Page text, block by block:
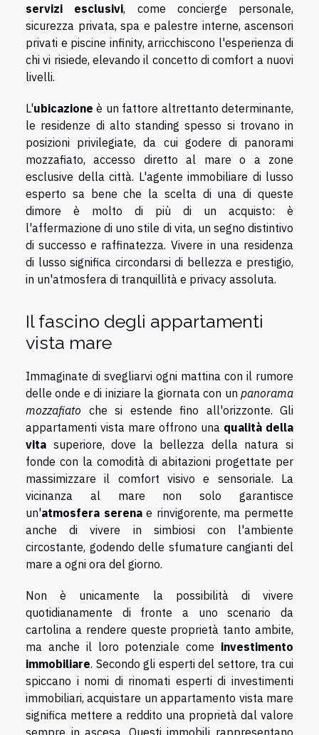
servizi esclusivi, come concierge personale,
sicurezza privata, spa e palestre interne, ascensori
privati e piscine infinity, arricchiscono l'esperienza di
chi vi risiede, elevando il concetto di comfort a nuovi
livelli.
L'ubicazione è un fattore altrettanto determinante,
le residenze di alto standing spesso si trovano in
posizioni privilegiate, da cui godere di panorami
mozzafiato, accesso diretto al mare o a zone
esclusive della città. L'agente immobiliare di lusso
esperto sa bene che la scelta di una di queste
dimore è molto di più di un acquisto: è
l'affermazione di uno stile di vita, un segno distintivo
di successo e raffinatezza. Vivere in una residenza
di lusso significa circondarsi di bellezza e prestigio,
in un'atmosfera di tranquillità e privacy assoluta.
Il fascino degli appartamenti
vista mare
Immaginate di svegliarvi ogni mattina con il rumore
delle onde e di iniziare la giornata con un panorama
mozzafiato che si estende fino all'orizzonte. Gli
appartamenti vista mare offrono una qualità della
vita superiore, dove la bellezza della natura si
fonde con la comodità di abitazioni progettate per
massimizzare il comfort visivo e sensoriale. La
vicinanza al mare non solo garantisce
un'atmosfera serenae rinvigorente, ma permette
anche di vivere in simbiosi con l'ambiente
circostante, godendo delle sfumature cangianti del
mare a ogni ora del giorno.
Non è unicamente la possibilità di vivere
quotidianamente di fronte a uno scenario da
cartolina a rendere queste proprietà tanto ambite,
ma anche il loro potenziale come investimento
immobiliare. Secondo gli esperti del settore, tra cui
spiccano i nomi di rinomati esperti di investimenti
immobiliari, acquistare un appartamento vista mare
significa mettere a reddito una proprietà dal valore
sempre in ascesa. Questi immobili rappresentano